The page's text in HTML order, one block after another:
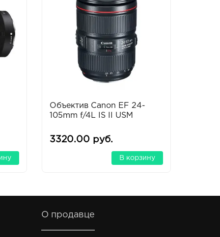
Объектив Canon EF 24-
105mm f/4L IS II USM
3320.00 руб.
В корзину
О продавце